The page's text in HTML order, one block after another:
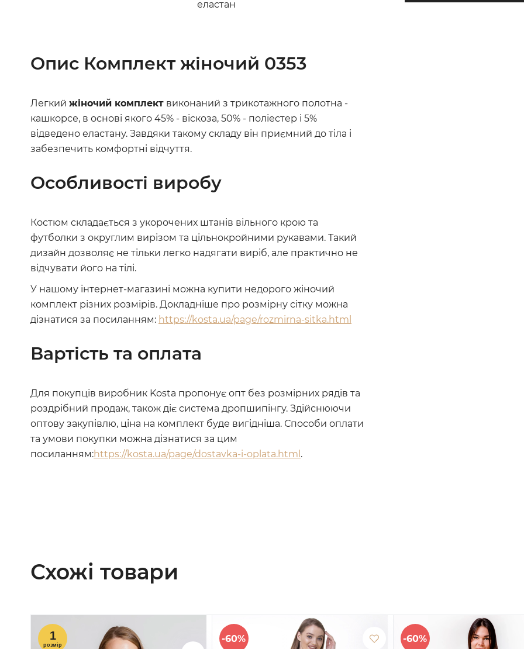
еластан
Опис Комплект жіночий 0353
Легкий жіночий комплект виконаний з трикотажного полотна -
кашкорсе, в основі якого 45% - віскоза, 50% - поліестер і 5%
відведено еластану. Завдяки такому складу він приємний до тіла і
забезпечить комфортні відчуття.
Особливості виробу
Костюм складається з укорочених штанів вільного крою та
футболки з округлим вирізом та цільнокройними рукавами. Такий
дизайн дозволяє не тільки легко надягати виріб, але практично не
відчувати його на тілі.
У нашому інтернет-магазині можна купити недорого жіночий
комплект різних розмірів. Докладніше про розмірну сітку можна
дізнатися за посиланням: https://kosta.ua/page/rozmirna-sitka.html
Вартість та оплата
Для покупців виробник Kosta пропонує опт без розмірних рядів та
роздрібний продаж, також діє система дропшипінгу. Здійснюючи
оптову закупівлю, ціна на комплект буде вигідніша. Способи оплати
та умови покупки можна дізнатися за цим
посиланням:https://kosta.ua/page/dostavka-i-oplata.html .
Схожі товари
-60% -60%